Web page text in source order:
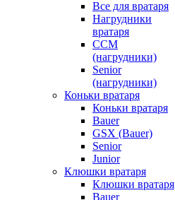
Все для вратаря
Нагрудники
вратаря
CCM
(нагрудники)
Senior
(нагрудники)
Коньки вратаря
Коньки вратаря
Bauer
GSX (Bauer)
Senior
Junior
Клюшки вратаря
Клюшки вратаря
Bauer